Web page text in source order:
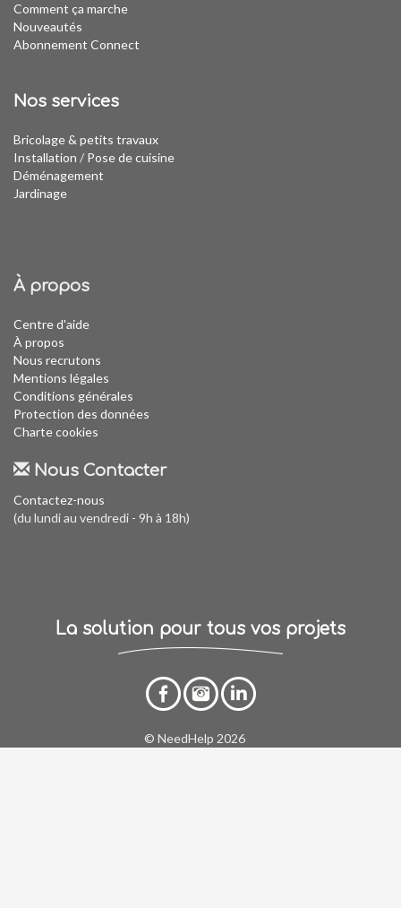
Comment ça marche
Nouveautés
Abonnement Connect
Nos services
Bricolage & petits travaux
Installation / Pose de cuisine
Déménagement
Jardinage
À propos
Centre d'aide
À propos
Nous recrutons
Mentions légales
Conditions générales
Protection des données
Charte cookies
Nous Contacter
Contactez-nous
(du lundi au vendredi - 9h à 18h)
La solution pour tous vos projets
© NeedHelp 2026